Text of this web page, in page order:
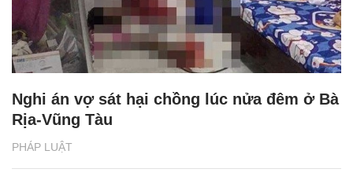
PHÁP LUẬT
Nghi án vợ sát hại chồng lúc nửa đêm ở Bà
Rịa-Vũng Tàu